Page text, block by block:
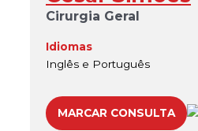
Cirurgia Geral
Idiomas
Inglês e Português
MARCAR CONSULTA